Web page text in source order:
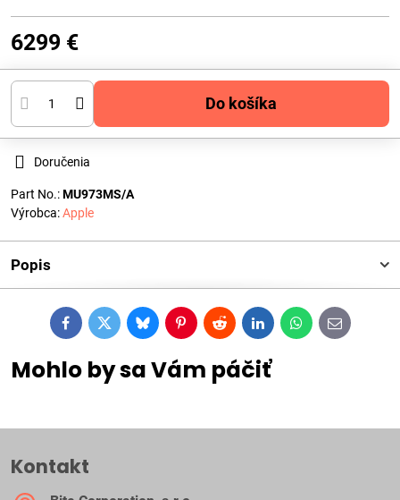
6299 €
Do košíka
Doručenia
Part No.:MU973MS/A
Výrobca:Apple
Popis
FacebookTwitterBlueskyPinterestRedditLinkedInWhatsApp
E-
mail
Mohlo by sa Vám páčiť
Kontakt